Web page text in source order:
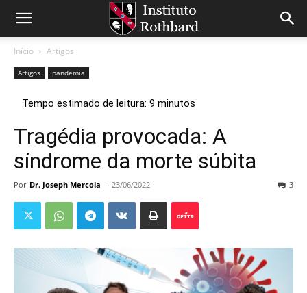
Início Artigos
Artigos pandemia
Tragédia provocada: A
síndrome da morte súbita
Por Dr. Joseph Mercola - 23/06/2022 3